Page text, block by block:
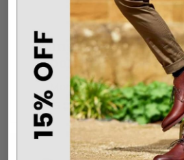
Tunstall 2 -
Ebony Calf
Monk Strap
销
售
价
$375.00$375.00
正
常
格
$500.00$500.00
$435.00$435.00